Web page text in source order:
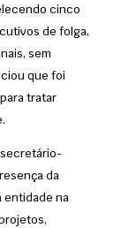
cinco
de folga,
sem
que foi
tratar
secretário-
da
entidade na